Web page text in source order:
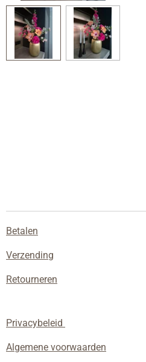
Betalen
Verzending
Retourneren
Privacybeleid
Algemene voorwaarden